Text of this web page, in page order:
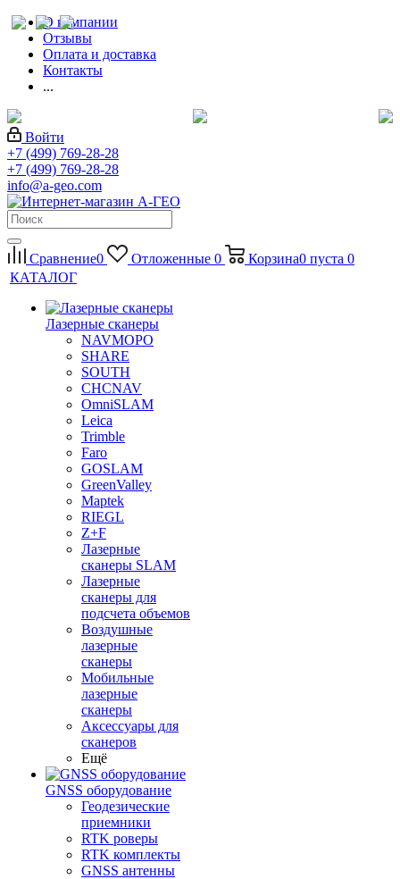
О компании
Отзывы
Оплата и доставка
Контакты
...
Войти
+7 (499) 769-28-28
+7 (499) 769-28-28
info@a-geo.com
Сравнение0 Отложенные 0 Корзина0 пуста 0
КАТАЛОГ
Лазерные сканеры
NAVMOPO
SHARE
SOUTH
CHCNAV
OmniSLAM
Leica
Trimble
Faro
GOSLAM
GreenValley
Maptek
RIEGL
Z+F
Лазерные
сканеры SLAM
Лазерные
сканеры для
подсчета объемов
Воздушные
лазерные
сканеры
Мобильные
лазерные
сканеры
Аксессуары для
сканеров
Ещё
GNSS оборудование
Геодезические
приемники
RTK роверы
RTK комплекты
GNSS антенны